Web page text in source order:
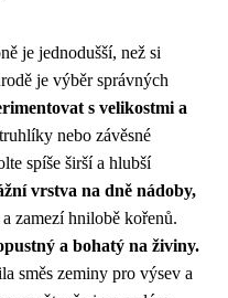
je jednodušší, než si
je výběr správných
s velikostmi a
nebo závěsné
spíše širší a hlubší
vrstva na dně nádoby,
zamezí hnilobě kořenů.
a bohatý na živiny.
směs zeminy pro výsev a